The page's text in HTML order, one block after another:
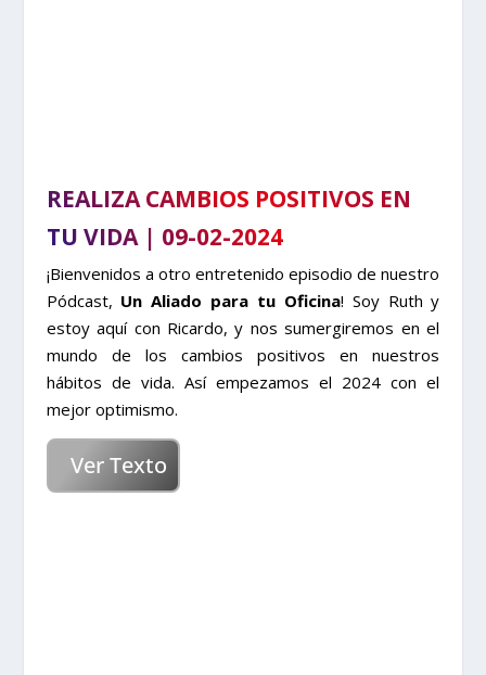
REALIZA CAMBIOS POSITIVOS EN
TU VIDA | 09-02-2024
¡Bienvenidos a otro entretenido episodio de nuestro
Pódcast, Un Aliado para tu Oficina! Soy Ruth y
estoy aquí con Ricardo, y nos sumergiremos en el
mundo de los cambios positivos en nuestros
hábitos de vida. Así empezamos el 2024 con el
mejor optimismo.
Ver Texto